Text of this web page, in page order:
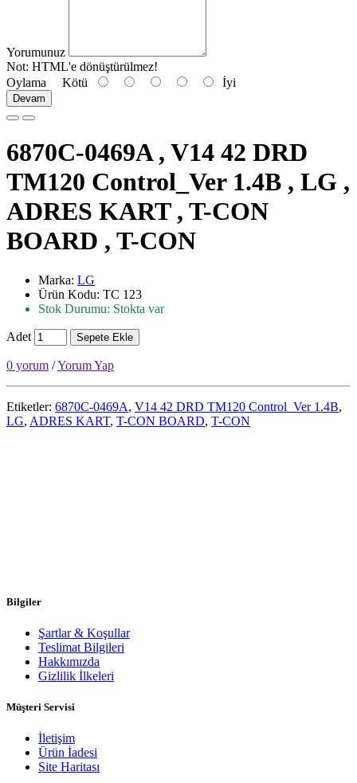
Yorumunuz
Not: HTML'e dönüştürülmez!
Oylama Kötü İyi
Devam
6870C-0469A , V14 42 DRD
TM120 Control_Ver 1.4B , LG ,
ADRES KART , T-CON
BOARD , T-CON
Marka: LG
Ürün Kodu: TC 123
Stok Durumu: Stokta var
Adet Sepete Ekle
0 yorum /Yorum Yap
Etiketler: 6870C-0469A, V14 42 DRD TM120 Control_Ver 1.4B,
LG, ADRES KART, T-CON BOARD, T-CON
Bilgiler
Şartlar & Koşullar
Teslimat Bilgileri
Hakkımızda
Gizlilik İlkeleri
Müşteri Servisi
İletişim
Ürün İadesi
Site Haritası